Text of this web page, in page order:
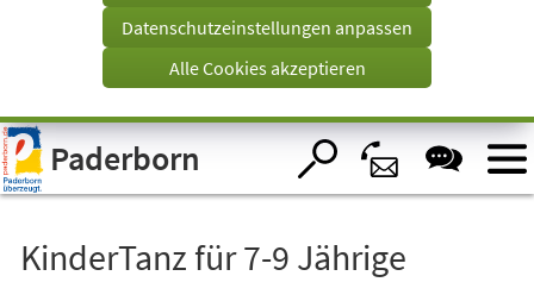
Visuelle
Assistenzsoftware
öffnen.
Tab)
Datenschutzeinstellungen anpassen
Alle Cookies akzeptieren
Paderborn
KinderTanz für 7-9 Jährige